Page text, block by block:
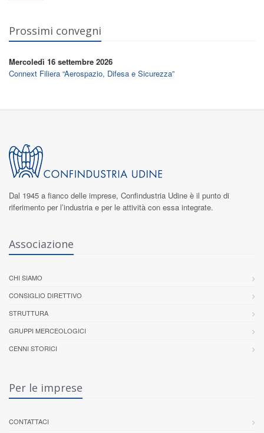
Prossimi convegni
Mercoledì 16 settembre 2026
Connext Filiera “Aerospazio, Difesa e Sicurezza”
Dal 1945 a fianco delle imprese, Confindustria Udine è il punto di
riferimento per l’industria e per le attività con essa integrate.
Associazione
CHI SIAMO
CONSIGLIO DIRETTIVO
STRUTTURA
GRUPPI MERCEOLOGICI
CENNI STORICI
Per le imprese
CONTATTACI